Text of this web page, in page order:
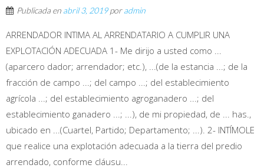
Publicada en abril 3, 2019poradmin
ARRENDADOR INTIMA AL ARRENDATARIO A CUMPLIR UNA
EXPLOTACIÓN ADECUADA 1- Me dirijo a usted como ...
(aparcero dador; arrendador; etc.), ...(de la estancia ...; de la
fracción de campo ...; del campo ...; del establecimiento
agrícola ...; del establecimiento agroganadero ...; del
establecimiento ganadero ...; ...), de mi propiedad, de ... has.,
ubicado en ...(Cuartel, Partido; Departamento; ...). 2- INTÍMOLE
que realice una explotación adecuada a la tierra del predio
arrendado, conforme cláusu...